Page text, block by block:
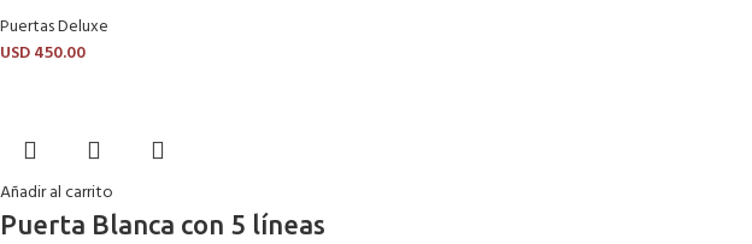
Puertas Deluxe
USD450.00
Añadir al carrito
Puerta Blanca con 5 líneas